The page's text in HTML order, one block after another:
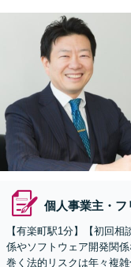
個人事業主・フ
【有楽町駅1分】【初回
係やソフトウェア開発関
巻く法的リスクは年々複